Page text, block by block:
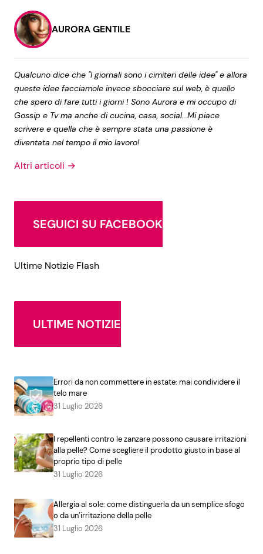
AURORA GENTILE
Qualcuno dice che "I giornali sono i cimiteri delle idee" e allora
queste idee facciamole invece sbocciare sul web, è quello
che spero di fare tutti i giorni ! Sono Aurora e mi occupo di
Gossip e Tv ma anche di cucina, casa, social...Mi piace
scrivere e quella che è sempre stata una passione è
diventata nel tempo il mio lavoro!
Altri articoli →
SEGUICI SU FACEBOOK
Ultime Notizie Flash
ULTIME NOTIZIE
Errori da non commettere in estate: mai condividere il
telo mare
31 Luglio 2026
I repellenti contro le zanzare possono causare irritazioni
alla pelle? Come scegliere il prodotto giusto in base al
proprio tipo di pelle
31 Luglio 2026
Allergia al sole: come distinguerla da un semplice sfogo
o da un’irritazione della pelle
31 Luglio 2026